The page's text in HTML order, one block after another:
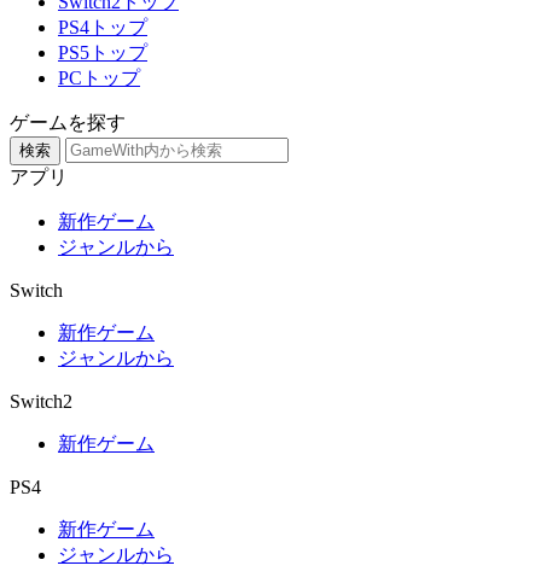
PS4トップ
PS5トップ
PCトップ
ゲームを探す
検索
アプリ
新作ゲーム
ジャンルから
Switch
新作ゲーム
ジャンルから
Switch2
新作ゲーム
PS4
新作ゲーム
ジャンルから